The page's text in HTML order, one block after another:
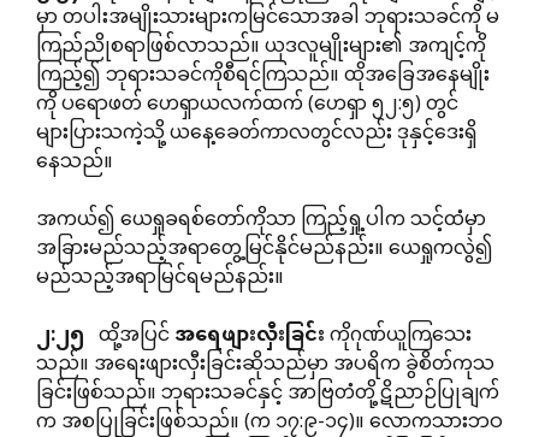
မှာ တပါးအမျိုးသားများကမြင်သောအခါ ဘုရားသခင်ကို မ
ကြည်ညိုစရာဖြစ်လာသည်။ ယုဒလူမျိုးများ၏ အကျင့်ကို
ကြည့်၍ ဘုရားသခင်ကိုစီရင်ကြသည်။ ထိုအခြေအနေမျိုး
ကို ပရောဖတ် ဟေရှာယလက်ထက် (ဟေရှာ ၅၂:၅) တွင်
များပြားသကဲ့သို့ ယနေ့ခေတ်ကာလတွင်လည်း ဒုနှင့်ဒေးရှိ
နေသည်။
အကယ်၍ ယေရှုခရစ်တော်ကိုသာ ကြည့်ရှု့ပါက သင့်ထံမှာ
အခြားမည်သည့်အရာတွေ့မြင်နိုင်မည်နည်း။ ယေရှုကလွဲ၍
မည်သည့်အရာမြင်ရမည်နည်း။
၂:၂၅ ထို့အပြင်အရေဖျားလှီးခြင်းကိုဂုဏ်ယူကြသေး
သည်။ အရေးဖျားလှီးခြင်းဆိုသည်မှာ အပရိက ခွဲစိတ်ကုသ
ခြင်းဖြစ်သည်။ ဘုရားသခင်နှင့် အာဗြတံတို့ ဋိညာဉ်ပြုချက်
က အစပြုခြင်းဖြစ်သည်။ (က ၁၇:၉-၁၄)။ လောကသားဘဝ